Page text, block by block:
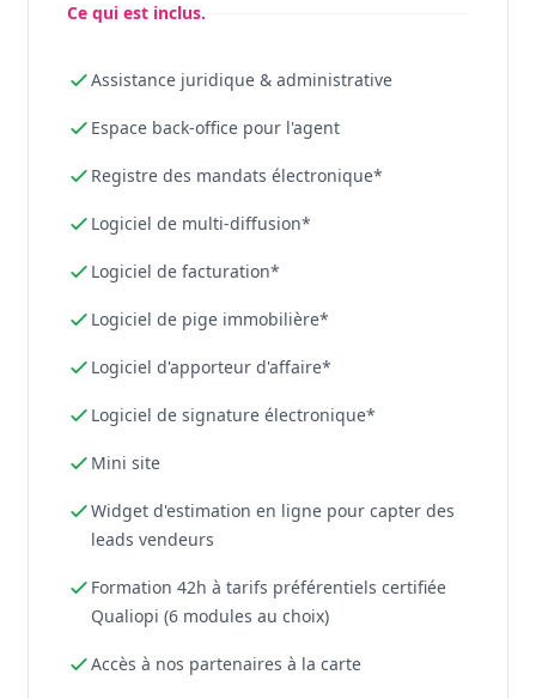
Ce qui est inclus.
Assistance juridique & administrative
Espace back-office pour l'agent
Registre des mandats électronique*
Logiciel de multi-diffusion*
Logiciel de facturation*
Logiciel de pige immobilière*
Logiciel d'apporteur d'affaire*
Logiciel de signature électronique*
Mini site
Widget d'estimation en ligne pour capter des
leads vendeurs
Formation 42h à tarifs préférentiels certifiée
Qualiopi (6 modules au choix)
Accès à nos partenaires à la carte